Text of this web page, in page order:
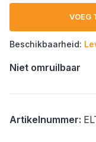
VOEG
Beschikbaarheid:
Niet omruilbaar
Artikelnummer: